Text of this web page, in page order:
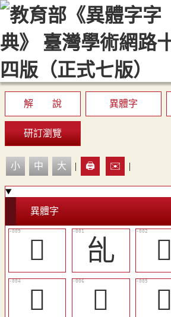
::: 最新消息 常見問題 編輯說明
顯示模式
網站導覽
解 說 異體字
研訂瀏覽
小 中 大 | 🖨️ ✉️ |
異體字
󱑘 乨 𠃭
𠙉
󱑖 󱑕